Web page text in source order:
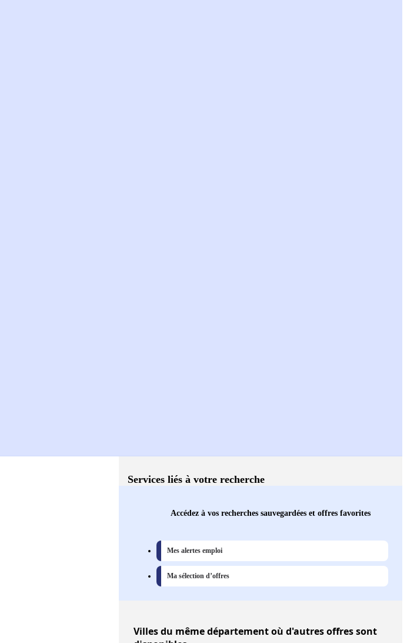
Services liés à votre recherche
Accédez à vos recherches sauvegardées et offres favorites
Mes alertes emploi
Ma sélection d’offres
Villesdu même département où d'autres offres sont